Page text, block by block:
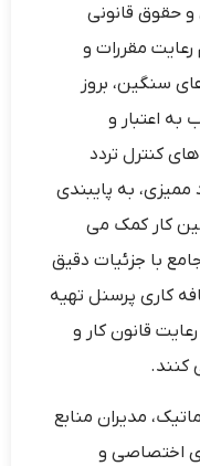
و حقوق قانونی
مقررات و
سنگین، بروز
اعتبار و
کنترل تردد
ممیزی، به پایبندی
کار کمک می‌
با جزئیات دقیق
کاری پرسنل تهیه
قانون کار و
کنند.
مدیران منابع
اختصاصی و